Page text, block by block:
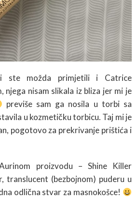
ste možda primjetili i Catrice
njega nisam slikala iz bliza jer mi je
previše sam ga nosila u torbi sa
u kozmetičku torbicu. Taj mi je
pogotovo za prekrivanje prištića i
proizvodu – Shine Killer
translucent (bezbojnom) puderu u
odlična stvar za masnokošce!